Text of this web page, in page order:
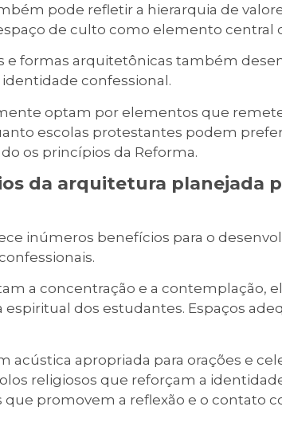
pode refletir a hierarquia de
de culto como elemento central
e formas arquitetônicas também
confessional.
optam por elementos que
escolas protestantes podem
os princípios da Reforma.
da arquitetura planejada
inúmeros benefícios para o
a concentração e a contemplação,
espiritual dos estudantes. Espaços
acústica apropriada para orações e
religiosos que reforçam a
que promovem a reflexão e o contato